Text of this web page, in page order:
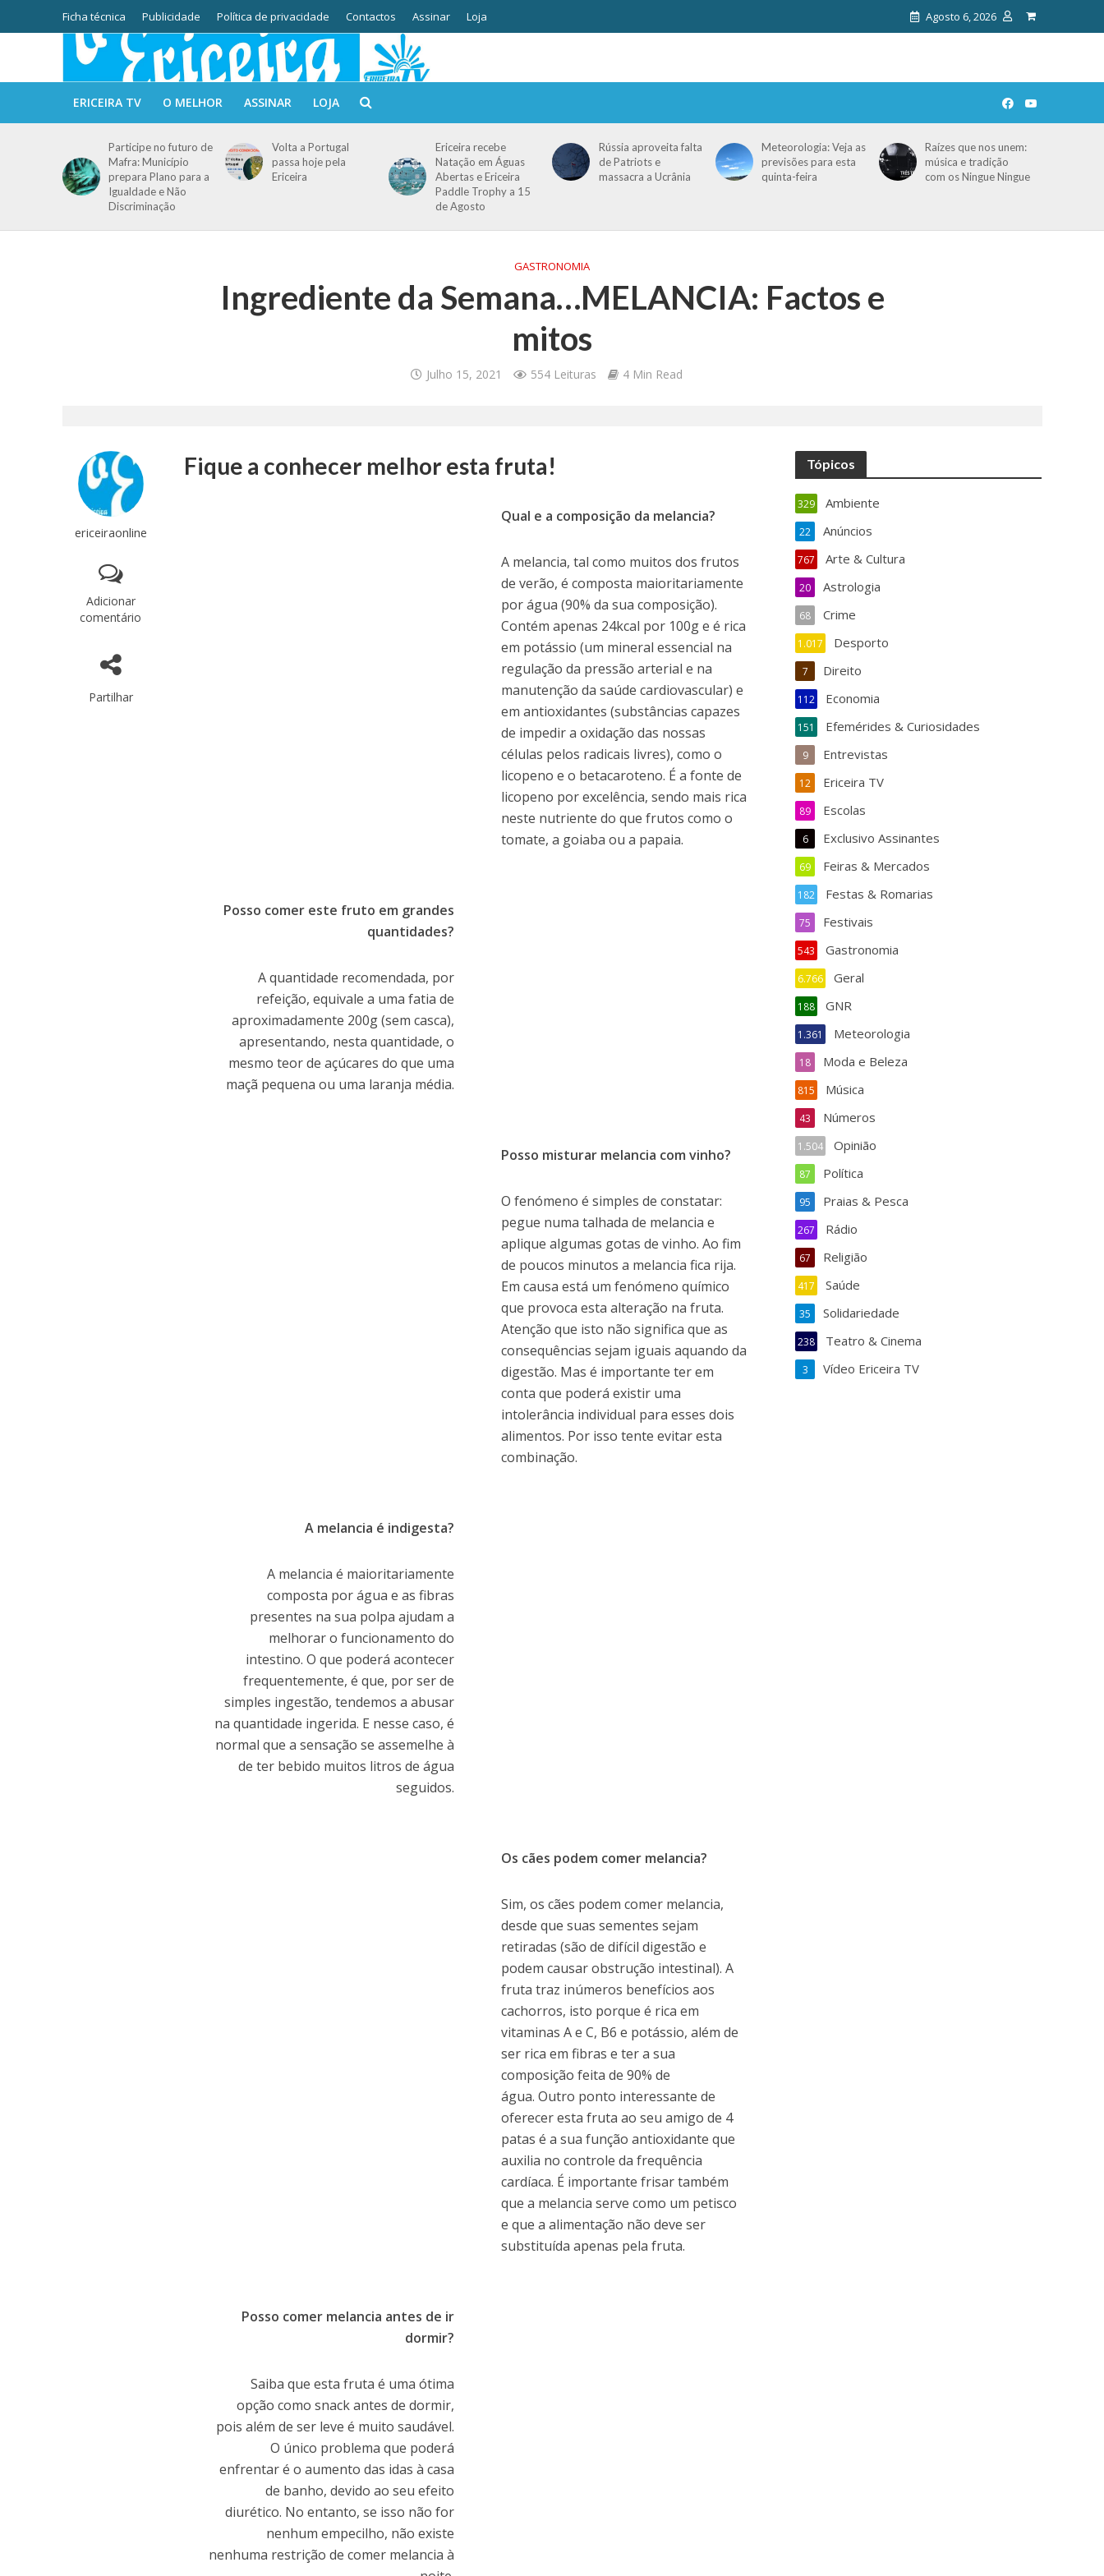
Ficha técnica Publicidade Política de privacidade Contactos Assinar Loja Agosto 6, 2026
ERICEIRA TV O MELHOR ASSINAR LOJA
Participe no futuro de
Mafra: Município
prepara Plano para a
Igualdade e Não
Discriminação
Volta a Portugal
passa hoje pela
Ericeira
Ericeira recebe
Natação em Águas
Abertas e Ericeira
Paddle Trophy a 15
de Agosto
Rússia aproveita falta
de Patriots e
massacra a Ucrânia
Meteorologia: Veja as
previsões para esta
quinta-feira
Raízes que nos unem:
música e tradição
com os Ningue Ningue
GASTRONOMIA
Ingrediente da Semana…MELANCIA: Factos e
mitos
Julho 15, 2021 554 Leituras 4 Min Read
ericeiraonline
Adicionar
comentário
Partilhar
Fique a conhecer melhor esta fruta!
Qual e a composição da melancia?
A melancia, tal como muitos dos frutos
de verão, é composta maioritariamente
por água (90% da sua composição).
Contém apenas 24kcal por 100g e é rica
em potássio (um mineral essencial na
regulação da pressão arterial e na
manutenção da saúde cardiovascular) e
em antioxidantes (substâncias capazes
de impedir a oxidação das nossas
células pelos radicais livres), como o
licopeno e o betacaroteno. É a fonte de
licopeno por excelência, sendo mais rica
neste nutriente do que frutos como o
tomate, a goiaba ou a papaia.
Posso comer este fruto em grandes
quantidades?
A quantidade recomendada, por
refeição, equivale a uma fatia de
aproximadamente 200g (sem casca),
apresentando, nesta quantidade, o
mesmo teor de açúcares do que uma
maçã pequena ou uma laranja média.
Posso misturar melancia com vinho?
O fenómeno é simples de constatar:
pegue numa talhada de melancia e
aplique algumas gotas de vinho. Ao fim
de poucos minutos a melancia fica rija.
Em causa está um fenómeno químico
que provoca esta alteração na fruta.
Atenção que isto não significa que as
consequências sejam iguais aquando da
digestão. Mas é importante ter em
conta que poderá existir uma
intolerância individual para esses dois
alimentos. Por isso tente evitar esta
combinação.
A melancia é indigesta?
A melancia é maioritariamente
composta por água e as fibras
presentes na sua polpa ajudam a
melhorar o funcionamento do
intestino. O que poderá acontecer
frequentemente, é que, por ser de
simples ingestão, tendemos a abusar
na quantidade ingerida. E nesse caso, é
normal que a sensação se assemelhe à
de ter bebido muitos litros de água
seguidos.
Os cães podem comer melancia?
Sim, os cães podem comer melancia,
desde que suas sementes sejam
retiradas (são de difícil digestão e
podem causar obstrução intestinal). A
fruta traz inúmeros benefícios aos
cachorros, isto porque é rica em
vitaminas A e C, B6 e potássio, além de
ser rica em fibras e ter a sua
composição feita de 90% de
água. Outro ponto interessante de
oferecer esta fruta ao seu amigo de 4
patas é a sua função antioxidante que
auxilia no controle da frequência
cardíaca. É importante frisar também
que a melancia serve como um petisco
e que a alimentação não deve ser
substituída apenas pela fruta.
Posso comer melancia antes de ir
dormir?
Saiba que esta fruta é uma ótima
opção como snack antes de dormir,
pois além de ser leve é muito saudável.
O único problema que poderá
enfrentar é o aumento das idas à casa
de banho, devido ao seu efeito
diurético. No entanto, se isso não for
nenhum empecilho, não existe
nenhuma restrição de comer melancia à
Tópicos
Ambiente
329
Anúncios
22
Arte & Cultura
767
Astrologia
20
Crime
68
Desporto
1.017
Direito
7
Economia
112
Efemérides & Curiosidades
151
Entrevistas
9
Ericeira TV
12
Escolas
89
Exclusivo Assinantes
6
Feiras & Mercados
69
Festas & Romarias
182
Festivais
75
Gastronomia
543
Geral
6.766
GNR
188
Meteorologia
1.361
Moda e Beleza
18
Música
815
Números
43
Opinião
1.504
Política
87
Praias & Pesca
95
Rádio
267
Religião
67
Saúde
417
Solidariedade
35
Teatro & Cinema
238
Vídeo Ericeira TV
3